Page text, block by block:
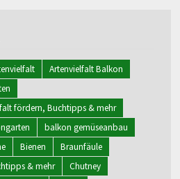
Artenvielfalt Balkon
fördern, Buchtipps & mehr
balkon gemüseanbau
Bienen
Braunfäule
& mehr
Chutney